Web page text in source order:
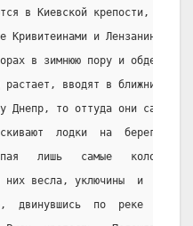
в Киевской крепости,
Кривитеинами и Лензанинами,
в зимнюю пору и обделав
растает, вводят в ближние
Днепр, то оттуда они сами и
лодки  на  берег  для
лишь   самые   колоды,
них весла, уключины  и
двинувшись  по  реке